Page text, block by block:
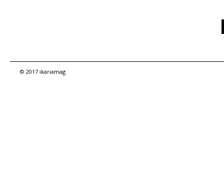
© 2017 ikariamag